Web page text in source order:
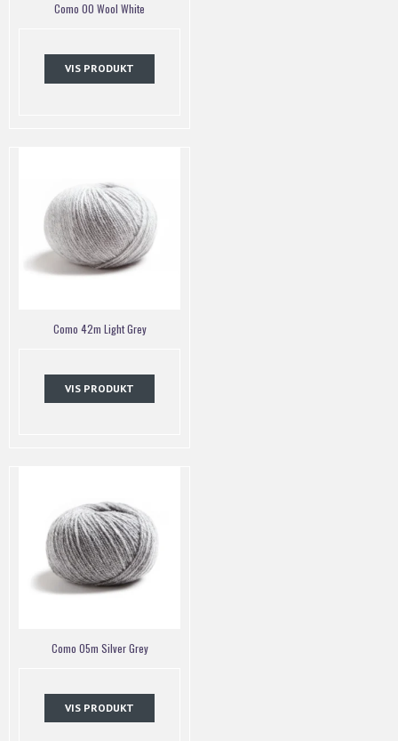
Como 00 Wool White
VIS PRODUKT
Como 42m Light Grey
VIS PRODUKT
Como 05m Silver Grey
VIS PRODUKT